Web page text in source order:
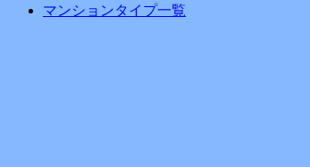
マンションタイプ一覧